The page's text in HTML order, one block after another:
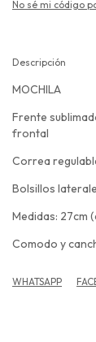
No sé mi código
Descripción
MOCHILA
Frente
frontal
Correa
Bolsillos
Medidas: 27cm
Comodo y
WHATSAPP